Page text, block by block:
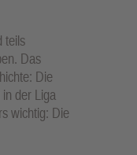
teils
Das
Die
der Liga
wichtig: Die